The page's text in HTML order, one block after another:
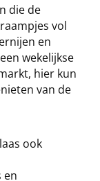
die de
vol
en
wekelijkse
hier kun
van de
ook
en